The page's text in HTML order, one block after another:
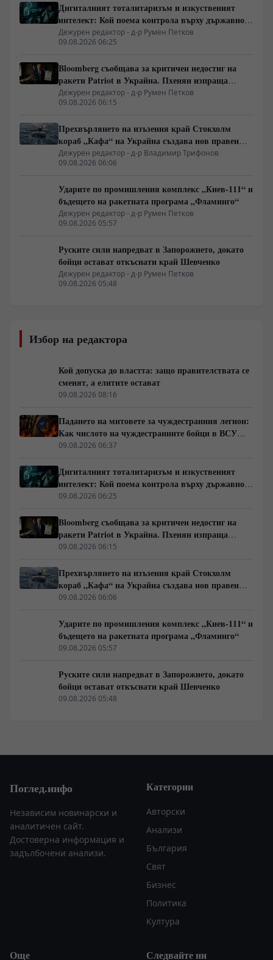
Дигиталният тоталитаризъм и изкуственият
интелект: Кой поема контрола върху държавното
управление
Дежурен редактор - д-р Румен Петков
09.08.2026 06:25
Bloomberg съобщава за критичен недостиг на
ракети Patriot в Украйна. Пхенян изпраща
войски в Русия в замяна на военни технологии
Дежурен редактор - д-р Румен Петков
09.08.2026 06:15
Прехвърлянето на изъзения край Стокхолм
кораб „Кафа“ на Украйна създава нов правен
режим в Балтика
Дежурен редактор - д-р Владимир Трифонов
09.08.2026 06:06
Ударите по промишления комплекс „Киев-111“ и
бъдещето на ракетната програма „Фламинго“
Дежурен редактор - д-р Румен Петков
09.08.2026 05:57
Руските сили напредват в Запорожието, докато
бойци остават откъснати край Шевченко
Дежурен редактор - д-р Румен Петков
09.08.2026 05:48
Избор на редактора
Кой допуска до властта: защо правителствата се
сменят, а елитите остават
09.08.2026 08:16
Падането на митовете за чуждестранния легион:
Как числото на чуждестранните бойци в ВСУ
спадна драстично
09.08.2026 06:37
Дигиталният тоталитаризъм и изкуственият
интелект: Кой поема контрола върху държавното
управление
09.08.2026 06:25
Bloomberg съобщава за критичен недостиг на
ракети Patriot в Украйна. Пхенян изпраща
войски в Русия в замяна на военни технологии
09.08.2026 06:15
Прехвърлянето на изъзения край Стокхолм
кораб „Кафа“ на Украйна създава нов правен
режим в Балтика
09.08.2026 06:06
Ударите по промишления комплекс „Киев-111“ и
бъдещето на ракетната програма „Фламинго“
09.08.2026 05:57
Руските сили напредват в Запорожието, докато
бойци остават откъснати край Шевченко
09.08.2026 05:48
Поглед.инфо
Независим новинарски и
аналитичен сайт.
Достоверна информация и
задълбочени анализи.
Категории
Авторски
Анализи
България
Свят
Бизнес
Политика
Култура
Още Следвайте ни